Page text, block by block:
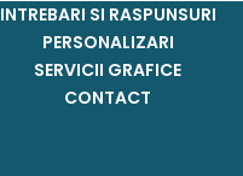
INTREBARI SI RASPUNSURI
PERSONALIZARI
SERVICII GRAFICE
CONTACT